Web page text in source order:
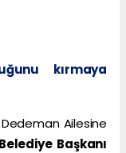
kırmaya
Ailesine
Başkanı